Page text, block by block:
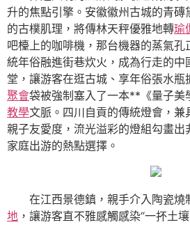
升的焦點引擎。安徽徽州古城的青磚
的古樸肌理，將傳林天秤優雅地轉瑜
吧檯上的咖啡機，那台機器的蒸氣孔
統年俗融進街巷炊火，成為行走的中
堂，讓游客在逛古城、享年俗張水瓶
聚會袋被強制塞入了一本**《量子美
教學文脈。四川自貢的傳統燈會，兼
親子友愛度，流光溢彩的燈組勾畫出
家庭出游的熱點選擇。
在江西景德鎮，親手介入陶瓷燒
地 ，讓游客直不雅感觸感染“一抔土